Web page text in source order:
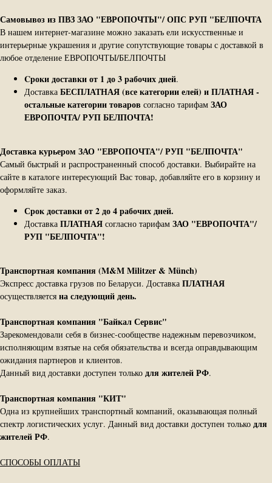
Самовывоз из ПВЗ ЗАО "ЕВРОПОЧТЫ"/ ОПС РУП "БЕЛПОЧТА
В нашем интернет-магазине можно заказать ели искусственные и
интерьерные украшения и другие сопутствующие товары с доставкой в
любое отделение ЕВРОПОЧТЫ/БЕЛПОЧТЫ
Cроки доставки от 1 до 3 рабочих дней.
Доставка БЕСПЛАТНАЯ (все категории елей) и ПЛАТНАЯ -
остальные категории товаров согласно тарифам ЗАО
ЕВРОПОЧТА/ РУП БЕЛПОЧТА!
Доставка курьером ЗАО "ЕВРОПОЧТА"/ РУП "БЕЛПОЧТА"
Самый быстрый и распространенный способ доставки. Выбирайте на
сайте в каталоге интересующий Вас товар, добавляйте его в корзину и
оформляйте заказ.
Срок доставки от 2 до 4 рабочих дней.
Доставка ПЛАТНАЯ согласно тарифам ЗАО "ЕВРОПОЧТА"/
РУП "БЕЛПОЧТА"!
Транспортная компания (M&M Militzer & Münch)
Экспресс доставка грузов по Беларуси. Доставка ПЛАТНАЯ
осуществляется на следующий день.
Транспортная компания "Байкал Сервис"
Зарекомендовали себя в бизнес-сообществе надежным перевозчиком,
исполняющим взятые на себя обязательства и всегда оправдывающим
ожидания партнеров и клиентов.
Данный вид доставки доступен только для жителей РФ.
Транспортная компания "КИТ"
Одна из крупнейших транспортный компаний, оказывающая полный
спектр логистических услуг. Данный вид доставки доступен только для
жителей РФ.
СПОСОБЫ ОПЛАТЫ